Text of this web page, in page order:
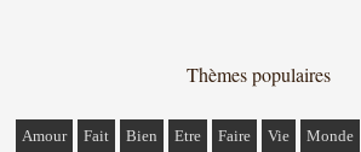
Thèmes populaires
Amour Fait Bien Etre Faire Vie Monde